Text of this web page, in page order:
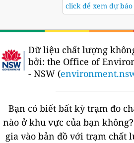
click để xem dự
Dữ liệu chất lượng
bởi: the Office of
- NSW (
Bạn có biết bất kỳ trạm đo
nào ở khu vực của bạn không?
gia vào bản đồ với trạm chất